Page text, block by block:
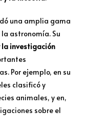
una amplia gama
astronomía. Su
la investigación
Por ejemplo, en su
clasificó y
animales, y en,
sobre el